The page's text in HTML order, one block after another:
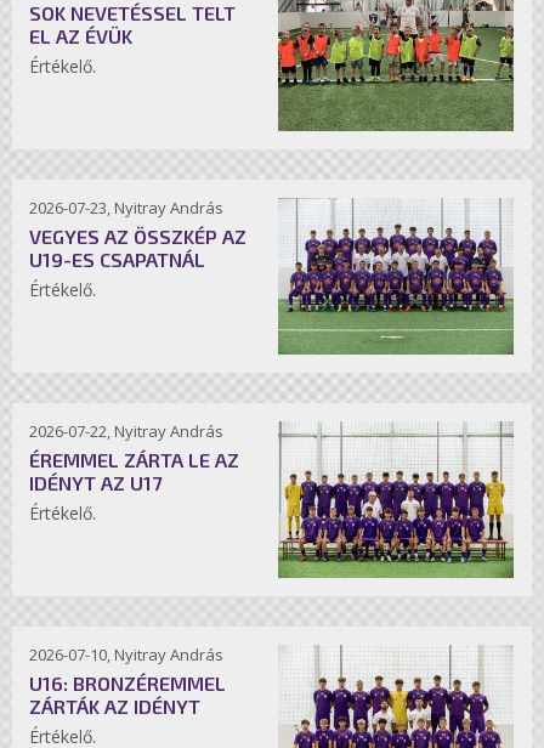
SOK NEVETÉSSEL TELT
EL AZ ÉVÜK
Értékelő.
2026-07-23, Nyitray András
VEGYES AZ ÖSSZKÉP AZ
U19-ES CSAPATNÁL
Értékelő.
2026-07-22, Nyitray András
ÉREMMEL ZÁRTA LE AZ
IDÉNYT AZ U17
Értékelő.
2026-07-10, Nyitray András
U16: BRONZÉREMMEL
ZÁRTÁK AZ IDÉNYT
Értékelő.